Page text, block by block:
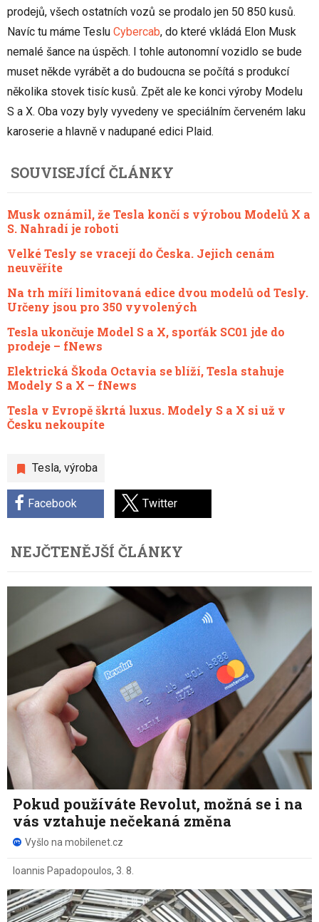
prodejů, všech ostatních vozů se prodalo jen 50 850 kusů.
Navíc tu máme Teslu Cybercab, do které vkládá Elon Musk
nemalé šance na úspěch. I tohle autonomní vozidlo se bude
muset někde vyrábět a do budoucna se počítá s produkcí
několika stovek tisíc kusů. Zpět ale ke konci výroby Modelu
S a X. Oba vozy byly vyvedeny ve speciálním červeném laku
karoserie a hlavně v nadupané edici Plaid.
Tesla, výroba
Facebook Twitter
SOUVISEJÍCÍ ČLÁNKY
Musk oznámil, že Tesla končí s výrobou Modelů X a
S. Nahradí je roboti
Velké Tesly se vracejí do Česka. Jejich cenám
neuvěříte
Na trh míří limitovaná edice dvou modelů od Tesly.
Určeny jsou pro 350 vyvolených
Tesla ukončuje Model S a X, sporťák SC01 jde do
prodeje – fNews
Elektrická Škoda Octavia se blíží, Tesla stahuje
Modely S a X – fNews
Tesla v Evropě škrtá luxus. Modely S a X si už v
Česku nekoupíte
NEJČTENĚJŠÍ ČLÁNKY
Pokud používáte Revolut, možná se i na
vás vztahuje nečekaná změna
Vyšlo na mobilenet.cz
Ioannis Papadopoulos, 3. 8.